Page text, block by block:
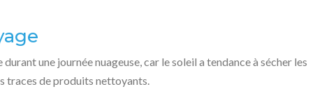
une journée nuageuse, car le soleil a tendance à sécher les
traces de produits nettoyants.